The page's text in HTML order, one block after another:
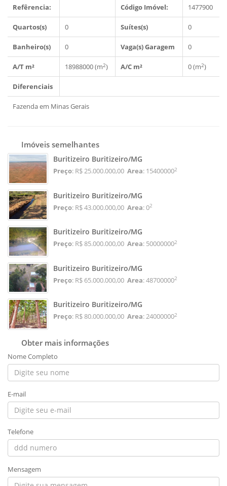
Refêrencia: Código Imóvel: 1477900
Quartos(s) 0 Suítes(s) 0
Banheiro(s) 0 Vaga(s) Garagem 0
A/T m² 18988000 (m2) A/C m² 0 (m2)
Diferenciais
Fazenda em Minas Gerais
Imóveis semelhantes
Buritizeiro Buritizeiro/MG
Preço: R$ 25.000.000,00 Area: 154000002
Buritizeiro Buritizeiro/MG
Preço: R$ 43.000.000,00 Area: 02
Buritizeiro Buritizeiro/MG
Preço: R$ 85.000.000,00 Area: 500000002
Buritizeiro Buritizeiro/MG
Preço: R$ 65.000.000,00 Area: 487000002
Buritizeiro Buritizeiro/MG
Preço: R$ 80.000.000,00 Area: 240000002
Obter mais informações
Nome Completo
E-mail
Telefone
Mensagem